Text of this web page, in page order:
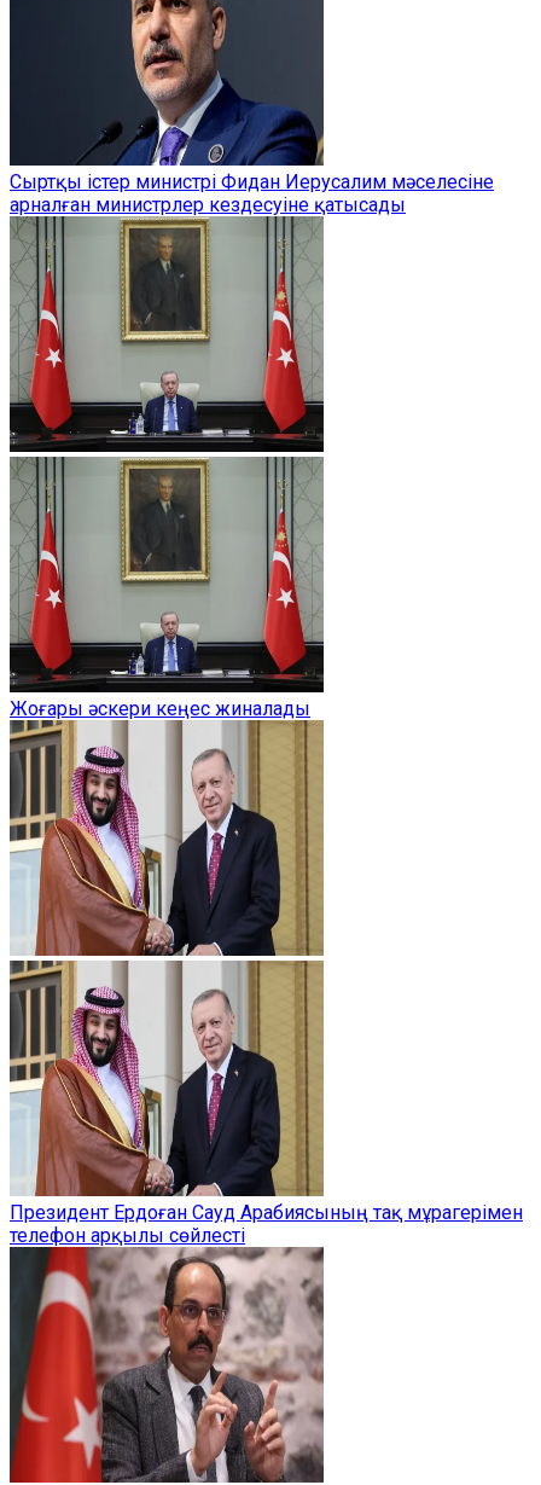
Сыртқы істер министрі Фидан Иерусалим мәселесіне
арналған министрлер кездесуіне қатысады
Жоғары әскери кеңес жиналады
Президент Ердоған Сауд Арабиясының тақ мұрагерімен
телефон арқылы сөйлесті